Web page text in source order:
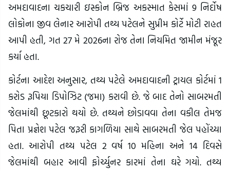
અમદાવાદના ચકચારી ઇસ્કોન બ્રિજ અકસ્માત કેસમાં 9 નિર્દોષ
લોકોના જીવ લેનાર આરોપી તથ્ય પટેલને સુપ્રીમ કોર્ટે મોટી રાહત
આપી હતી, ગત 27 મે 2026ના રોજ તેના નિયમિત જામીન મંજૂર
કર્યા હતા.
કોર્ટના આદેશ અનુસાર, તથ્ય પટેલે અમદાવાદની ટ્રાયલ કોર્ટમાં 1
કરોડ રૂપિયા ડિપોઝિટ (જમા) કરાવી છે. જે બાદ તેનો સાબરમતી
જેલમાંથી છૂટકારો થયો છે. તથ્યને છોડાવવા તેના વકીલ તેમજ
પિતા પ્રજ્ઞેશ પટેલ જરૂરી કાગળિયા સાથે સાબરમતી જેલ પહોંચ્યા
હતા. આરોપી તથ્ય પટેલ 2 વર્ષ 10 મહિના અને 14 દિવસે
જેલમાંથી બહાર આવી ફોર્ચ્યુનર કારમાં તેના ઘરે ગયો. તથ્ય